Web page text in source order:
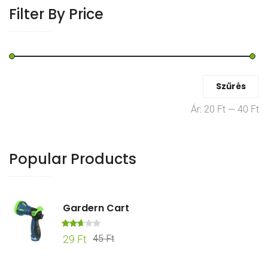
Filter By Price
Min
ár
Max
ár
Szűrés
Ár: 20 Ft — 40 Ft
Popular Products
Gardern Cart
Érték
elés:
45FtOriginal
29 Ft
Current